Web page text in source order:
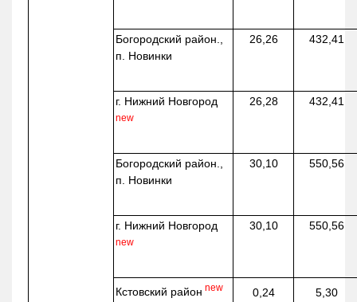
Богородский район.,
п. Новинки
26,26 432,41
г. Нижний Новгород
new
26,28 432,41
Богородский район.,
п. Новинки
30,10 550,56
г. Нижний Новгород
new
30,10 550,56
Кстовский район new 0,24 5,30